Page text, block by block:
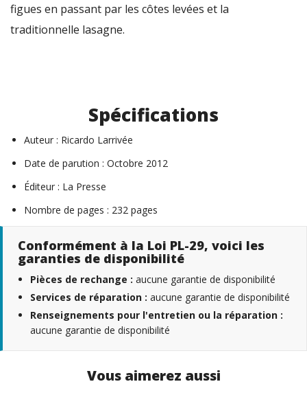
figues en passant par les côtes levées et la
traditionnelle lasagne.
Spécifications
Auteur : Ricardo Larrivée
Date de parution : Octobre 2012
Éditeur : La Presse
Nombre de pages : 232 pages
Conformément à la Loi PL-29, voici les
garanties de disponibilité
Pièces de rechange : aucune garantie de disponibilité
Services de réparation : aucune garantie de disponibilité
Renseignements pour l'entretien ou la réparation :
aucune garantie de disponibilité
Vous aimerez aussi